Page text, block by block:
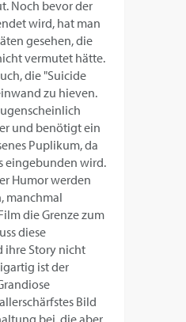
Noch bevor der
wird, hat man
gesehen, die
vermutet hätte.
die "Suicide
zu hieven.
und benötigt ein
Puplikum, da
eingebunden wird.
Humor werden
manchmal
die Grenze zum
diese
ihre Story nicht
ist der
Bild